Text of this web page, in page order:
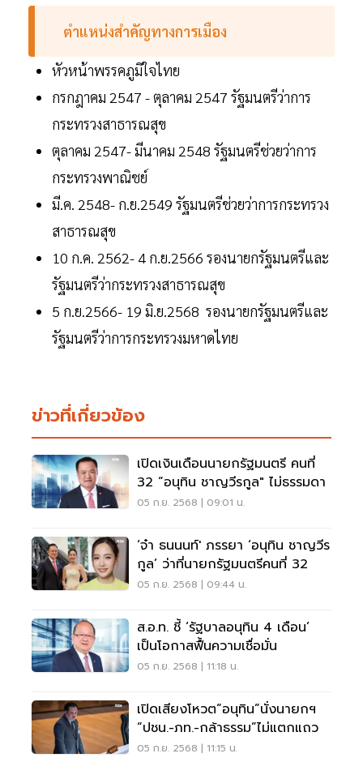
ตำแหน่งสำคัญทางการเมือง
หัวหน้าพรรคภูมิใจไทย
กรกฎาคม 2547 - ตุลาคม 2547 รัฐมนตรีว่าการ
กระทรวงสาธารณสุข
ตุลาคม 2547- มีนาคม 2548 รัฐมนตรีช่วยว่าการ
กระทรวงพาณิชย์
มี.ค. 2548- ก.ย.2549 รัฐมนตรีช่วยว่าการกระทรวง
สาธารณสุข
10 ก.ค. 2562- 4 ก.ย.2566 รองนายกรัฐมนตรีและ
รัฐมนตรีว่ากระทรวงสาธารณสุข
5 ก.ย.2566- 19 มิ.ย.2568 รองนายกรัฐมนตรีและ
รัฐมนตรีว่าการกระทรวงมหาดไทย
ข่าวที่เกี่ยวข้อง
เปิดเงินเดือนนายกรัฐมนตรี คนที่
32 “อนุทิน ชาญวีรกูล" ไม่ธรรมดา
05 ก.ย. 2568 | 09:01 น.
‘จ๋า ธนนนท์' ภรรยา ‘อนุทิน ชาญวีร
กูล’ ว่าที่นายกรัฐมนตรีคนที่ 32
05 ก.ย. 2568 | 09:44 น.
ส.อ.ท. ชี้ ‘รัฐบาลอนุทิน 4 เดือน’
เป็นโอกาสฟื้นความเชื่อมั่น
05 ก.ย. 2568 | 11:18 น.
เปิดเสียงโหวต“อนุทิน”นั่งนายกฯ
“ปชน.-ภท.-กล้าธรรม”ไม่แตกแถว
05 ก.ย. 2568 | 11:15 น.